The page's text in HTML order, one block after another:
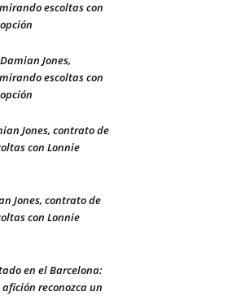
escoltas con
Jones,
escoltas con
Jones, contrato de
con Lonnie
Jones, contrato de
con Lonnie
en el Barcelona:
reconozca un